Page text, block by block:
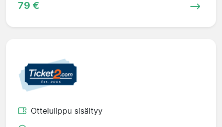
79 €
Ottelulippu sisältyy